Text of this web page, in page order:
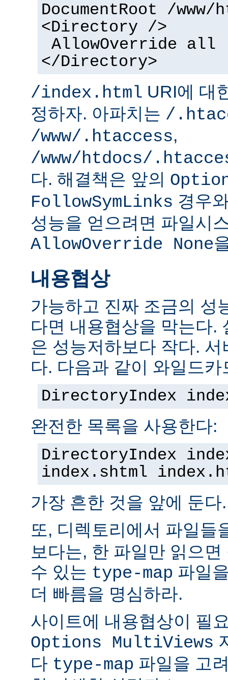
DocumentRoot /www/
<Directory />
AllowOverride all
</Directory>
/index.html URI에 대
정하자. 아파치는 /
/www/.htaccess,
/www/htdocs/
다. 해결책은 앞의
FollowSymLinks 경우
성능을 얻으려면 파일시
AllowOverride None
내용협상
가능하고 진짜 조금의 성
다면 내용협상을 막는다.
은 성능저하보다 작다.
다. 다음과 같이 와일드
DirectoryIndex
완전한 목록을 사용한다:
DirectoryIndex
index.shtml
가장 흔한 것을 앞에 둔다.
또, 디렉토리에서 파일들
보다는, 한 파일만 읽으
수 있는 type-map 파일
더 빠름을 명심하라.
사이트에 내용협상이 필
Options MultiViews
다 type-map 파일을 고